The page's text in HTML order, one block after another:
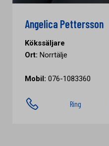
Angelica Pettersson
Kökssäljare
Ort: Norrtälje
Mobil: 076-1083360
Ring